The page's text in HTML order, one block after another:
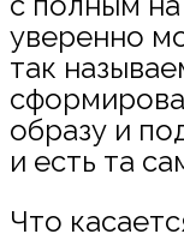
уверенно
так
образу и
и есть та
Что